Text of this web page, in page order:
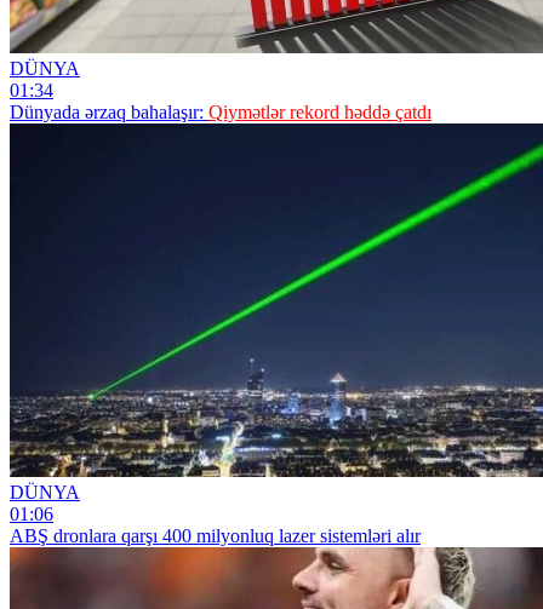
DÜNYA
01:34
Dünyada ərzaq bahalaşır: Qiymətlər rekord həddə çatdı
DÜNYA
01:06
ABŞ dronlara qarşı 400 milyonluq lazer sistemləri alır